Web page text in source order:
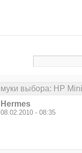
муки выбора: HP
Hermes
08.02.2010 - 08:35